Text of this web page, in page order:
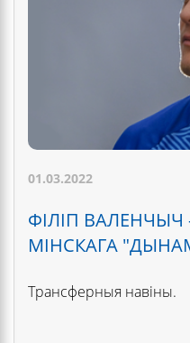
01.03.2022
ФІЛІП ВАЛЕНЧЫЧ
МІНСКАГА
Трансферныя навіны.